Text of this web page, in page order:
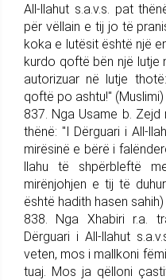
All-llahut s.a.v.s. pat
për vëllain e tij jo të
koka e lutësit është një
kurdo qoftë bën një lutje
autorizuar në lutje
qoftë po ashtu!" (Muslimi)
837. Nga Usame b.
thënë: "I Dërguari i All-
mirësinë e bërë i
llahu të shpërbleftë
mirënjohjen e tij të
është hadith hasen sa­hih)
838. Nga Xhabiri r.a.
Dërguari i All-llahut
veten, mos i mallkoni
tuaj. Mos ja qëlloni